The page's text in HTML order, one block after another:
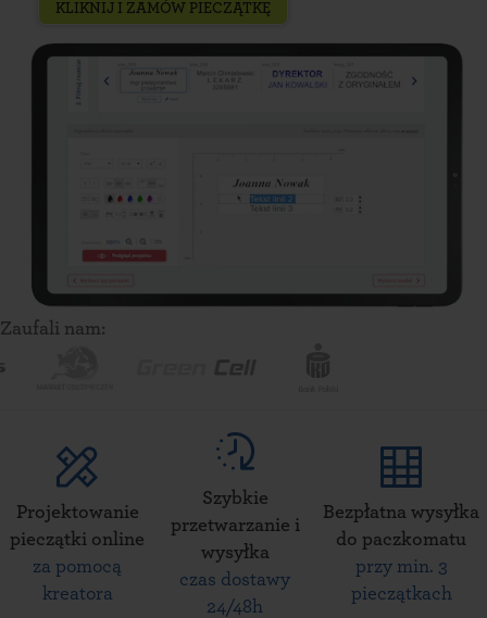
KLIKNIJ I ZAMÓW PIECZĄTKĘ
Zaufali nam:
Projektowanie
pieczątki online
za pomocą
kreatora
Szybkie
przetwarzanie i
wysyłka
czas dostawy
24/48h
Bezpłatna wysyłka
do paczkomatu
przy min. 3
pieczątkach